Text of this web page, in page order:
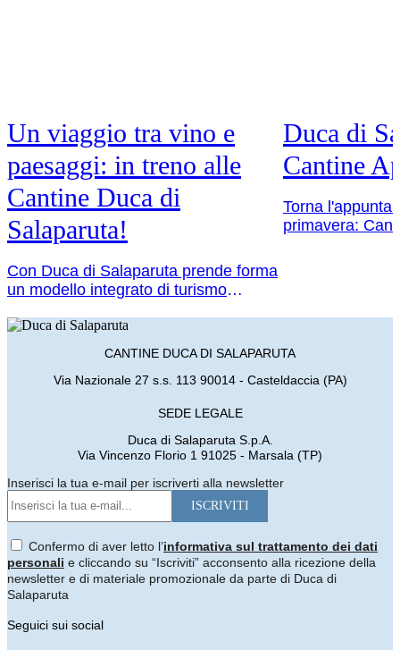
Un viaggio tra vino e
paesaggi: in treno alle
Cantine Duca di
Salaparuta!
Con Duca di Salaparuta prende forma
un modello integrato di turismo
guarda alle nuove generazioni!
Duca di
Cantine
Torna
primavera:
CANTINE DUCA DI SALAPARUTA
Via Nazionale 27 s.s. 113 90014 - Casteldaccia (PA)
SEDE LEGALE
Duca di Salaparuta S.p.A.
Via Vincenzo Florio 1 91025 - Marsala (TP)
Inserisci la tua e-mail per iscriverti alla newsletter
Confermo di aver letto l’informativa sul trattamento dei dati
personali e cliccando su “Iscriviti” acconsento alla ricezione della
newsletter e di materiale promozionale da parte di Duca di
Salaparuta
Seguici sui social